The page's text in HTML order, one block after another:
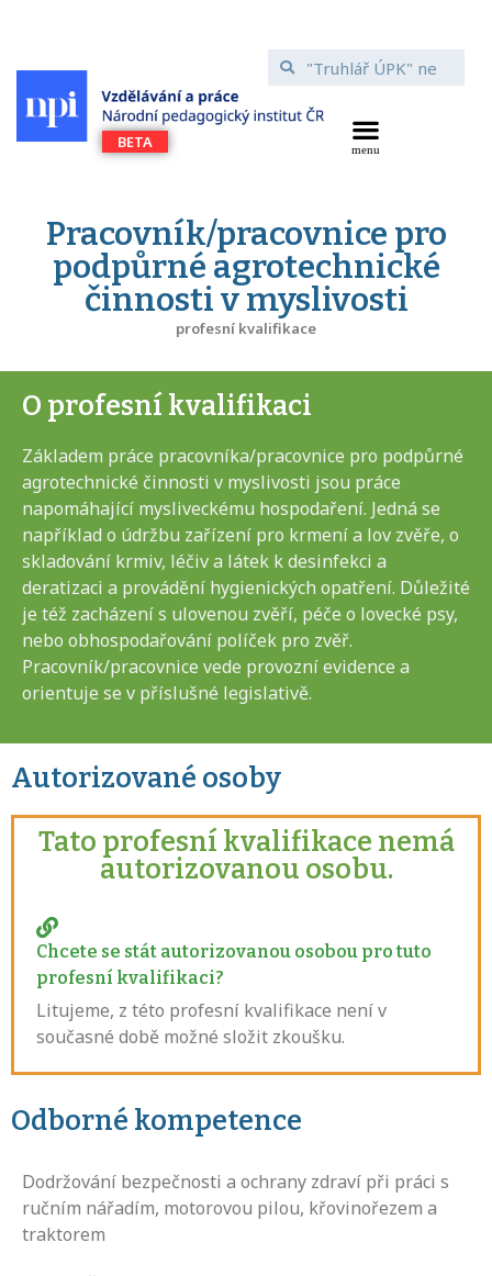
Pracovník/pracovnice pro
podpůrné agrotechnické
činnosti v myslivosti
profesní kvalifikace
O profesní kvalifikaci
Základem práce pracovníka/pracovnice pro podpůrné
agrotechnické činnosti v myslivosti jsou práce
napomáhající mysliveckému hospodaření. Jedná se
například o údržbu zařízení pro krmení a lov zvěře, o
skladování krmiv, léčiv a látek k desinfekci a
deratizaci a provádění hygienických opatření. Důležité
je též zacházení s ulovenou zvěří, péče o lovecké psy,
nebo obhospodařování políček pro zvěř.
Pracovník/pracovnice vede provozní evidence a
orientuje se v příslušné legislativě.
Autorizované osoby
Tato profesní kvalifikace nemá
autorizovanou osobu.
Chcete se stát autorizovanou osobou pro tuto
profesní kvalifikaci?
Litujeme, z této profesní kvalifikace není v
současné době možné složit zkoušku.
Odborné kompetence
Dodržování bezpečnosti a ochrany zdraví při práci s
ručním nářadím, motorovou pilou, křovinořezem a
traktorem